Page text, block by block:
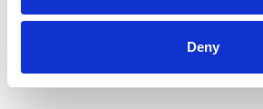
Deny
BRAVE